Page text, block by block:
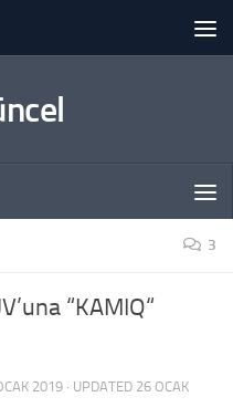
3
“KAMIQ“
2019 · UPDATED 26 OCAK